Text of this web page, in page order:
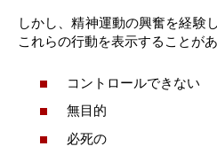
しかし、精神運動の興奮を経験
これらの行動を表示することが
コントロールできない
無目的
必死の